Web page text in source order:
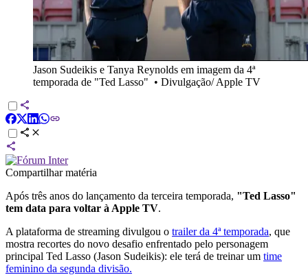
Jason Sudeikis e Tanya Reynolds em imagem da 4ª
temporada de "Ted Lasso" • Divulgação/ Apple TV
Compartilhar matéria
Após três anos do lançamento da terceira temporada, "Ted Lasso"
tem data para voltar à Apple TV.
A plataforma de streaming divulgou o trailer da 4ª temporada, que
mostra recortes do novo desafio enfrentado pelo personagem
principal Ted Lasso (Jason Sudeikis): ele terá de treinar um time
feminino da segunda divisão.